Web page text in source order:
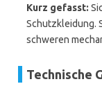
Kurz gefasst:
Schutzkleidung.
schweren
Technische